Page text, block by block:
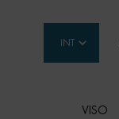
INT
VISO